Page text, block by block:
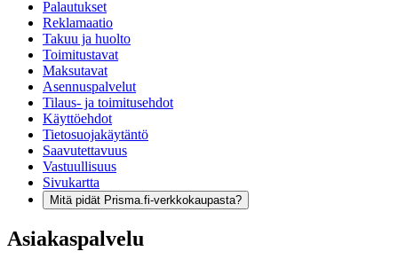
Palautukset
Reklamaatio
Takuu ja huolto
Toimitustavat
Maksutavat
Asennuspalvelut
Tilaus- ja toimitusehdot
Käyttöehdot
Tietosuojakäytäntö
Saavutettavuus
Vastuullisuus
Sivukartta
Mitä pidät Prisma.fi-verkkokaupasta?
Asiakaspalvelu